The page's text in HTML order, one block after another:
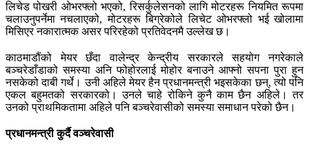
लिचेड पोखरी ओभरफ्लो भएको, रिसर्कुलेसनको लागि मोटरहरू नियमित रूपमा
चलाउनुपर्नेमा नचलाएको, मोटरहरू बिग्रेकोले लिचेट ओभरफ्लो भई खोलामा
मिसिएर नकारात्मक असर परिरहेको प्रतिवेदनमै उल्लेख छ।
काठमाडौंको मेयर छँदा वालेन्द्र केन्द्रीय सरकारले सहयोग नगरेकाले
बञ्चरेडाँडाको समस्या अनि फोहोरलाई मोहोर बनाउने आफ्नो सपना पुरा हुन
नसकेको दाबी गर्थे। उनी अहिले मेयर हैन प्रधानमन्त्री भइसकेका छन्, त्यो पनि
एकल बहुमतको सरकारको। उनले चाहे रोकिने कुनै काम छैन अहिले। तर
उनको प्राथमिकतामा अहिले पनि बञ्चरेवासीको समस्या समाधान परेको छैन।
प्रधानमन्त्री कुर्दै वञ्चरेवासी